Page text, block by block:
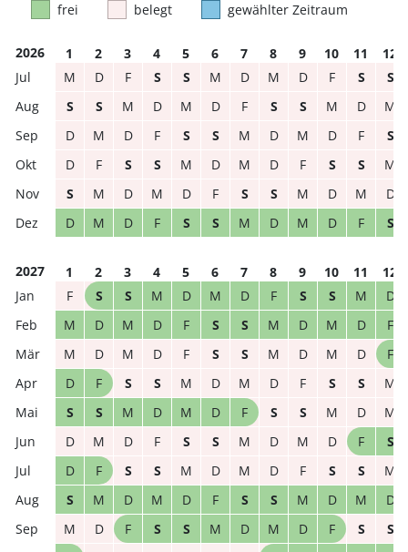
frei belegt gewählter Zeitraum
2026 1 2 3 4 5 6 7 8 9 10 11
12
M
D F S S M D M D F S
S
S
S M D M D F S S M D
M
D
M D F S S M D M D F
S
D
F S S M D M D F S S
M
S
M D M D F S S M D M
D
D
M D F S S M D M D F S
2027 1 2 3 4 5 6 7 8 9 10 11
12
F
S S M D M D F S S M
D
M
D M D F S S M D M D
F
M
D M D F S S M D M D
F
D
F S S M D M D F S S
M
S
S M D M D F S S M D
M
D
M D F S S M D M D F
S
D
F S S M D M D F S S
M
S
M D M D F S S M D M
D
M
D F S S M D M D F S
S